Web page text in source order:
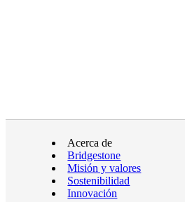
Acerca de
Bridgestone
Misión y valores
Sostenibilidad
Innovación